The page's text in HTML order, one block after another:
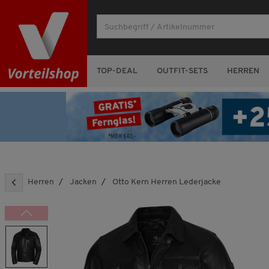
TOP-DEAL OUTFIT-SETS HERREN
Herren Jacken Otto Kern Herren Lederjacke